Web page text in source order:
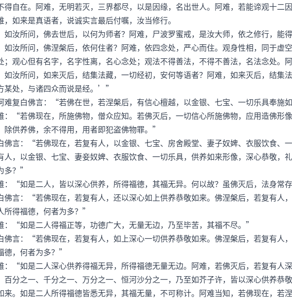
得自在。阿难，无明若灭，三界都尽，以是因缘，名出世人。阿难，若能谛观十二
，如来是真语者，说诚实言最后付嘱，汝当修行。
所问，佛去世后，以何为师者？阿难，尸波罗蜜戒，是汝大师，依之修行，能得
所问，佛涅槃后，依何住者？阿难，依四念处，严心而住。观身性相，同于虚
；观心但有名字，名字性离，名心念处；观法不得善法，不得不善法，名法念处。
所问，如来灭后，结集法藏，一切经初，安何等语者？阿难，如来灭后，结集
某处，与诸四众而说是经。’”
复白佛言：“若佛在世，若涅槃后，有信心檀越，以金银、七宝、一切乐具奉施
“若佛现在，所施佛物，僧众应知。若佛灭后，一切信心所施佛物，应用造佛形
除供养佛，余不得用，用者即犯盗佛物罪。”
言：“若佛现在，若复有人，以金银、七宝、房舍殿堂、妻子奴婢、衣服饮食、
人，以金银、七宝、妻妾奴婢、衣服饮食、一切乐具，供养如来形像，深心恭敬，
多？”
“如是二人，皆以深心供养，所得福德，其福无异。何以故？虽佛灭后，法身常
言：“若佛现在，若复有人，还以深心如上供养恭敬如来。佛涅槃后，若复有人
所得福德，何者为多？”
“如是二人得福正等，功德广大，无量无边，乃至毕苦，其福不尽。”
言：“若佛现在，若复有人，如上深心一切供养恭敬如来。佛涅槃后，若复有人
德，何者为多？”
“如是二人深心供养得福无异，所得福德无量无边。阿难，若佛灭后，若复有人深
百分之一、千分之一、万分之一、恒河沙分之一，乃至如芥子许，皆以深心供养恭
来。如是二人所得福德皆悉无异，其福无量，不可称计。阿难当知，若佛现在，若